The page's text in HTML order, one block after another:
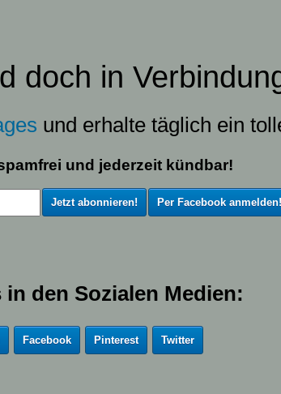
doch in
und erhalte täglich ein
und jederzeit kündbar!
Per Facebook anmelden!
in den Sozialen Medien:
Facebook Pinterest Twitter